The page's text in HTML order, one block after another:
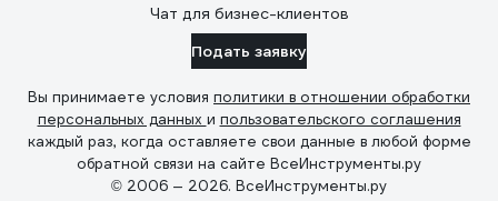
Чат для бизнес-клиентов
Подать заявку
Вы принимаете условия политики в отношении обработки
персональных данных и пользовательского соглашения
каждый раз, когда оставляете свои данные в любой форме
обратной связи на сайте ВсеИнструменты.ру
© 2006 — 2026. ВсеИнструменты.ру